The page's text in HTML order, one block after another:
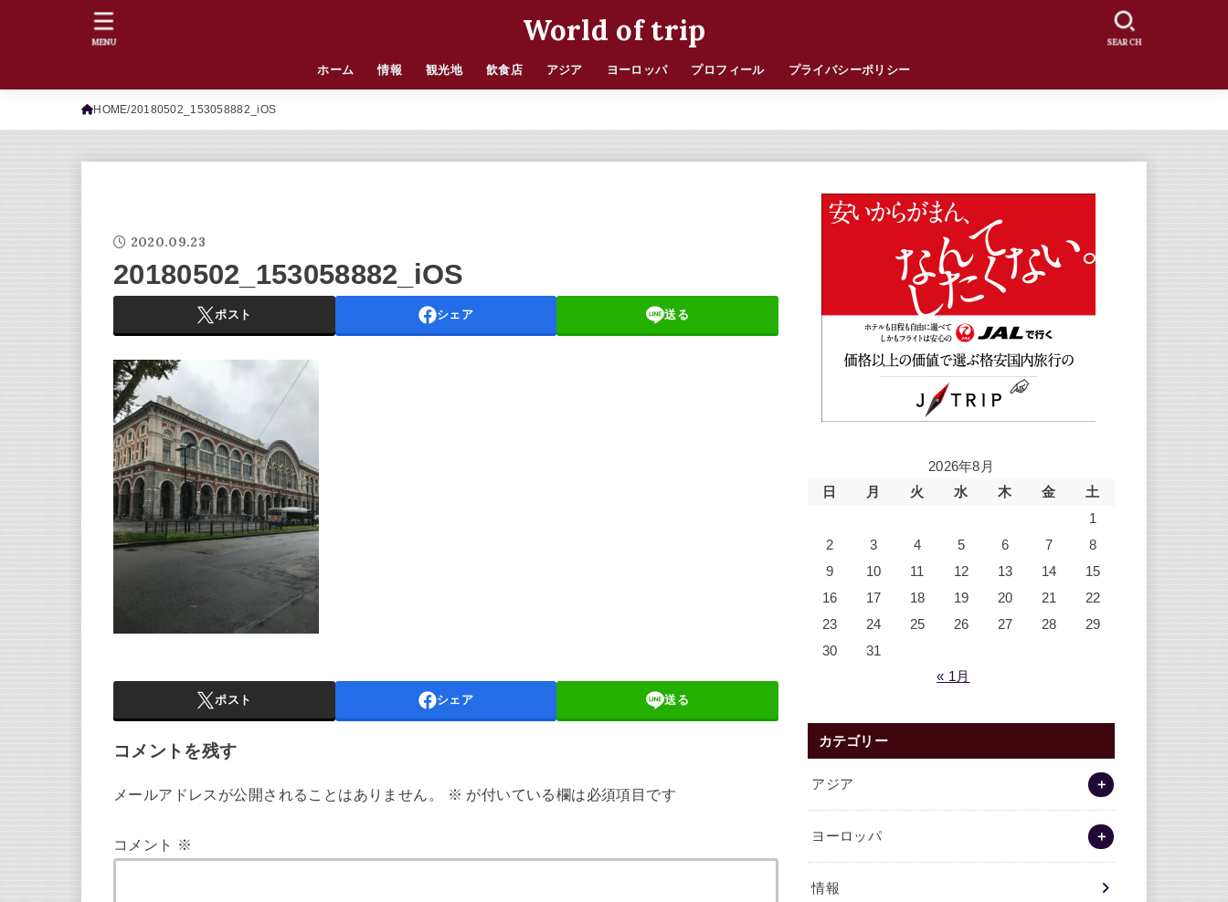
World of trip
ホーム 情報 観光地 飲食店 アジア ヨーロッパ プロフィール プライバシーポリシー
SEARCH
MENU
HOME 20180502_153058882_iOS
2020.09.23
20180502_153058882_iOS
ポスト シェア 送る
ポスト シェア 送る
コメントを残す
メールアドレスが公開されることはありません。 ※ が付いている欄は必須項目です
コメント ※
2026年8月
日
月 火 水 木 金
土
1
2
3 4 5 6 7
8
9
10 11 12 13 14
15
16
17 18 19 20 21
22
23
24 25 26 27 28
29
30
31
« 1月
カテゴリー
アジア
ヨーロッパ
情報